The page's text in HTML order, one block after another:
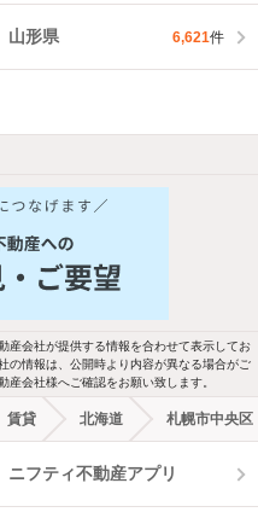
山形県 6,621件
会社が提供する情報を合わせて表示してお
の情報は、公開時より内容が異なる場合がご
会社様へご確認をお願い致します。
賃貸 北海道 札幌市中央区
ニフティ不動産アプリ